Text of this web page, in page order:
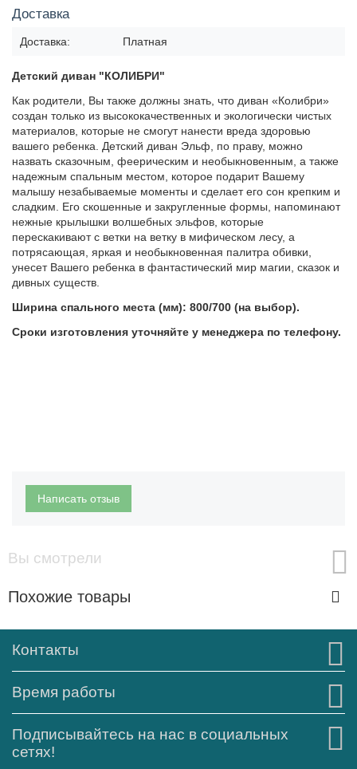
Доставка
Доставка: Платная
Детский диван "КОЛИБРИ"
Как родители, Вы также должны знать, что диван «Колибри»
создан только из высококачественных и экологически чистых
материалов, которые не смогут нанести вреда здоровью
вашего ребенка. Детский диван Эльф, по праву, можно
назвать сказочным, феерическим и необыкновенным, а также
надежным спальным местом, которое подарит Вашему
малышу незабываемые моменты и сделает его сон крепким и
сладким. Его скошенные и закругленные формы, напоминают
нежные крылышки волшебных эльфов, которые
перескакивают с ветки на ветку в мифическом лесу, а
потрясающая, яркая и необыкновенная палитра обивки,
унесет Вашего ребенка в фантастический мир магии, сказок и
дивных существ.
Ширина спального места (мм): 800/700 (на выбор).
Сроки изготовления уточняйте у менеджера по телефону.
Написать отзыв
Вы смотрели
Похожие товары
Контакты
Время работы
Подписывайтесь на нас в социальных
сетях!